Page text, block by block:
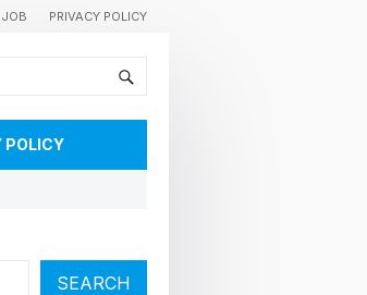
PRIVACY POLICY
POLICY
SEARCH